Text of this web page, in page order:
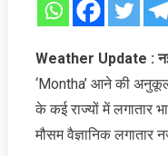
Weather Update :
‘Montha’ आने की
के कई राज्‍यों में लगातार
मौसम वैज्ञानिक लगातार